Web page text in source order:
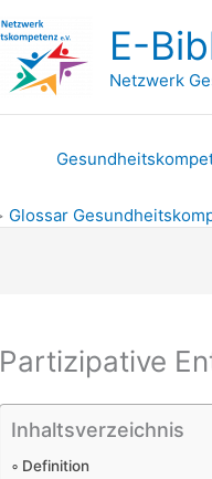
E-
Netzwerk
Glossar
Partizipative
Inhaltsverzeichnis
Definition